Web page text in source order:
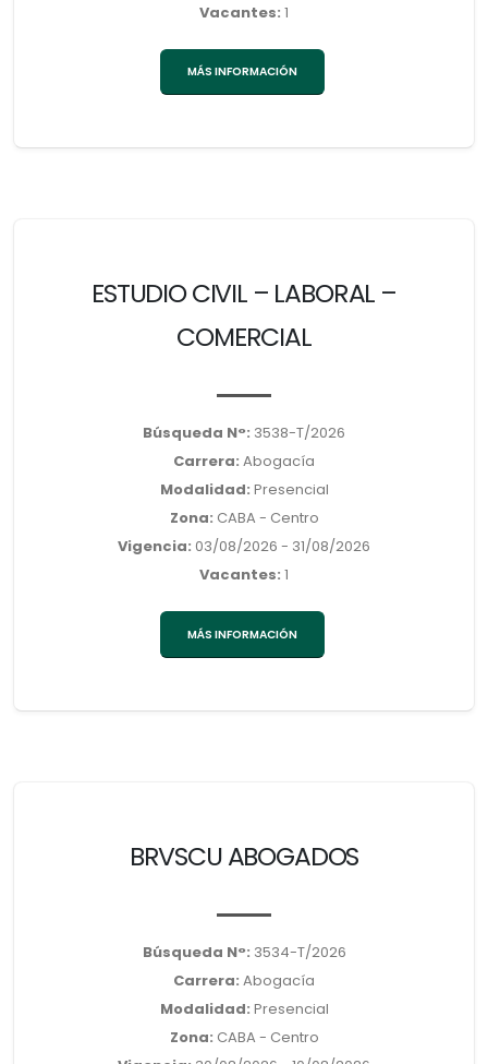
Vacantes: 1
MÁS INFORMACIÓN
ESTUDIO CIVIL – LABORAL –
COMERCIAL
Búsqueda N°: 3538-T/2026
Carrera: Abogacía
Modalidad: Presencial
Zona: CABA - Centro
Vigencia: 03/08/2026 - 31/08/2026
Vacantes: 1
MÁS INFORMACIÓN
BRVSCU ABOGADOS
Búsqueda N°: 3534-T/2026
Carrera: Abogacía
Modalidad: Presencial
Zona: CABA - Centro